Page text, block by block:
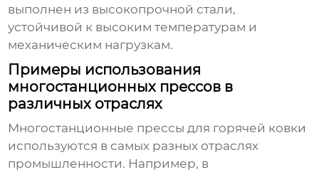
выполнен из высокопрочной стали,
устойчивой к высоким температурам и
механическим нагрузкам.
Примеры использования
многостанционных прессов в
различных отраслях
Многостанционные прессы для горячей ковки
используются в самых разных отраслях
промышленности. Например, в